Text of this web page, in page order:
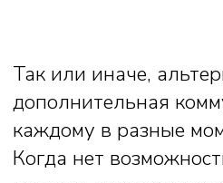
запускается медленнее.
Что такое